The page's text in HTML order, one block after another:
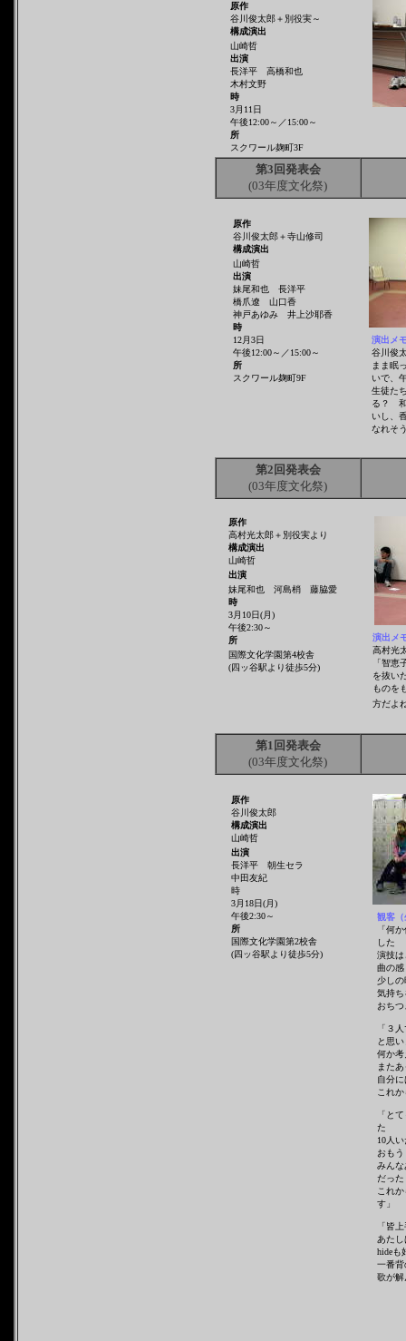
原作
谷川俊太郎＋別役実～
構成演出
山崎哲
出演
長洋平 高橋和也
木村文野
時
3月11日
午後12:00～／15:00～
所
スクワール麹町3F
第3回発表会
(03年度文化祭)
原作
谷川俊太郎＋寺山修司
構成演出
山崎哲
出演
妹尾和也 長洋平
橋爪遼 山口香
神戸あゆみ 井上沙耶香
時
12月3日
午後12:00～／15:00～
所
スクワール麹町9F
演出メ
谷川俊
まま眠
いで、
生徒た
る？ 和
いし、
なれそ
第2回発表会
(03年度文化祭)
原作
高村光太郎＋別役実より
構成演出
山崎哲
出演
妹尾和也 河島梢 藤脇愛
時
3月10日(月)
午後2:30～
所
国際文化学園第4校舎
(四ッ谷駅より徒歩5分)
演出メ
高村光
「智恵
を抜い
ものを
方だよ
第1回発表会
(03年度文化祭)
原作
谷川俊太郎
構成演出
山崎哲
出演
長洋平 朝生セラ
中田友紀
時
3月18日(月)
午後2:30～
所
国際文化学園第2校舎
(四ッ谷駅より徒歩5分)
観客（
「何
した
演技は
曲の感
少しの
気持ち
おち
「３
と思
何か考
また
自分
これ
「と
た
10人
おもう
みんな
だった
これ
す」
「皆
あた
hideも
一番
歌が解